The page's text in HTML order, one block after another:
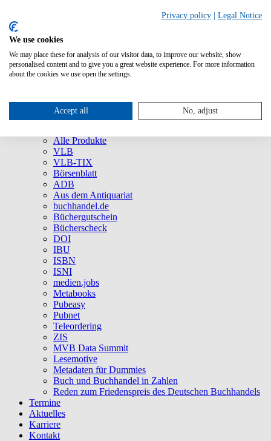
Über uns
Unternehmen
Presse
Service
Alle Produkte
VLB
VLB-TIX
Börsenblatt
ADB
Aus dem Antiquariat
buchhandel.de
Büchergutschein
Bücherscheck
DOI
IBU
ISBN
ISNI
medien.jobs
Metabooks
Pubeasy
Pubnet
Teleordering
ZIS
MVB Data Summit
Lesemotive
Metadaten für Dummies
Buch und Buchhandel in Zahlen
Reden zum Friedenspreis des Deutschen Buchhandels
Termine
Aktuelles
Karriere
Kontakt
Privacy policy Legal Notice
We use cookies
We may place these for analysis of our visitor data, to improve our website, show
personalised content and to give you a great website experience. For more information
about the cookies we use open the settings.
Accept all No, adjust